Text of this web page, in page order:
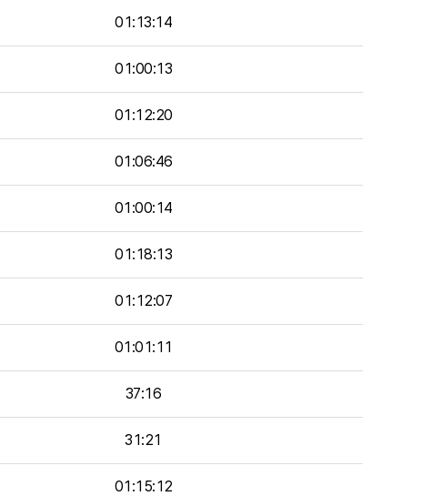
01:13:14
01:00:13
01:12:20
01:06:46
01:00:14
01:18:13
01:12:07
01:01:11
37:16
31:21
01:15:12